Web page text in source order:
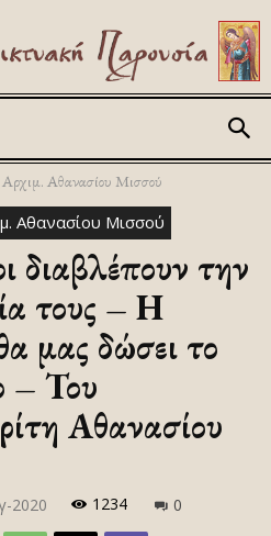
Αθανασίου Μισσού
Αθανασίου Μισσού
διαβλέπουν την
τους – Η
μας δώσει το
– Του
Αθανασίου
2020 1234 0